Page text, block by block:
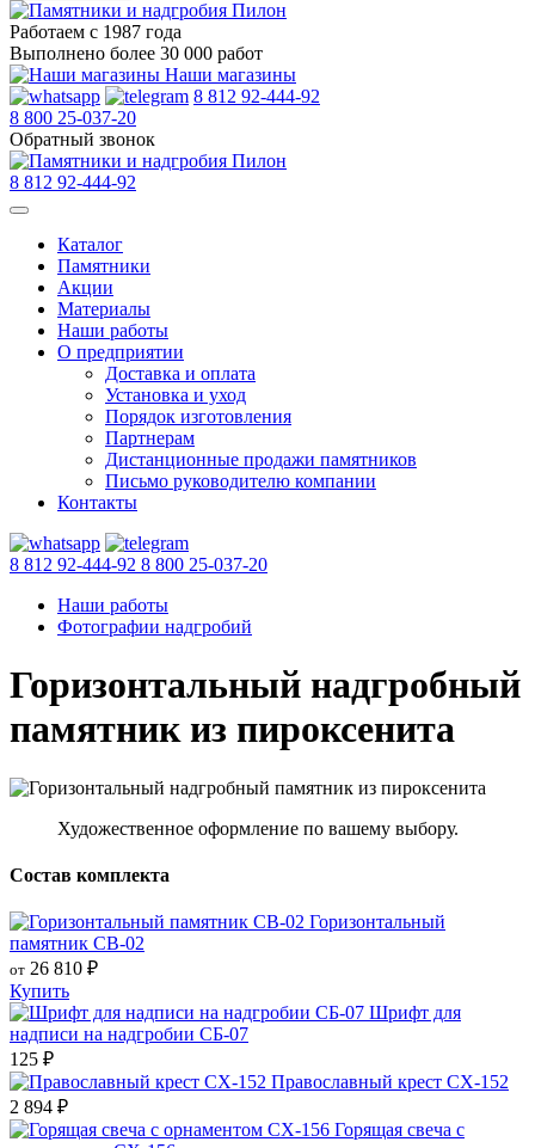
Работаем с 1987 года
Выполнено более 30 000 работ
Наши магазины
8 812 92-444-92
8 800 25-037-20
Обратный звонок
8 812 92-444-92
Каталог
Памятники
Акции
Материалы
Наши работы
О предприятии
Доставка и оплата
Установка и уход
Порядок изготовления
Партнерам
Дистанционные продажи памятников
Письмо руководителю компании
Контакты
8 812 92-444-92 8 800 25-037-20
Наши работы
Фотографии надгробий
Горизонтальный надгробный
памятник из пироксенита
Художественное оформление по вашему выбору.
Состав комплекта
Горизонтальный
памятник СВ-02
от 26 810 ₽
Купить
Шрифт для
надписи на надгробии СБ-07
125 ₽
Православный крест СХ-152
2 894 ₽
Горящая свеча с